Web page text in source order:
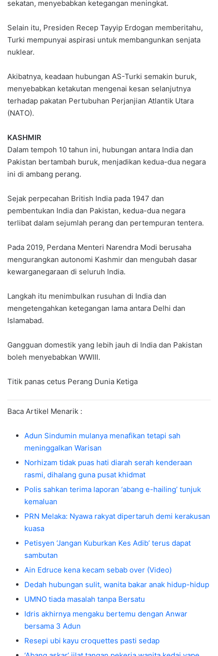
sekatan, menyebabkan ketegangan meningkat.
Selain itu, Presiden Recep Tayyip Erdogan memberitahu,
Turki mempunyai aspirasi untuk membangunkan senjata
nuklear.
Akibatnya, keadaan hubu­ngan AS-Turki semakin buruk,
menyebabkan ketakutan mengenai kesan selanjutnya
terhadap pakatan Pertubuhan Perjanjian Atlantik Utara
(NATO).
KASHMIR
Dalam tempoh 10 tahun ini, hubungan antara India dan
Pakistan bertambah buruk, menjadikan kedua-dua negara
ini di ambang perang.
Sejak perpecahan British India pada 1947 dan
pembentukan India dan Pakistan, kedua-dua negara
terlibat dalam sejumlah perang dan pertempuran tentera.
Pada 2019, Perdana Menteri Narendra Modi berusaha
mengurangkan autonomi Kashmir dan mengubah dasar
kewarganegaraan di seluruh India.
Langkah itu menimbulkan rusuhan di India dan
mengetengahkan ketegangan lama antara Delhi dan
Islamabad.
Gangguan domestik yang lebih jauh di India dan Pakistan
boleh menyebabkan WWIII.
Titik panas cetus Perang Dunia Ketiga
Baca Artikel Menarik :
Adun Sindumin mulanya menafikan tetapi sah
meninggalkan Warisan
Norhizam tidak puas hati diarah serah kenderaan
rasmi, dihalang guna pusat khidmat
Polis sahkan terima laporan ‘abang e-hailing’ tunjuk
kemaluan
PRN Melaka: Nyawa rakyat dipertaruh demi kerakusan
kuasa
Petisyen ‘Jangan Kuburkan Kes Adib’ terus dapat
sambutan
Ain Edruce kena kecam sebab over (Video)
Dedah hubungan sulit, wanita bakar anak hidup-hidup
UMNO tiada masalah tanpa Bersatu
Idris akhirnya mengaku bertemu dengan Anwar
bersama 3 Adun
Resepi ubi kayu croquettes pasti sedap